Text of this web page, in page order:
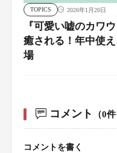
TOPICS 2026年1月20日
『可愛い嘘のカワ
癒される！年中使
場
コメント （0件
コメントを書く